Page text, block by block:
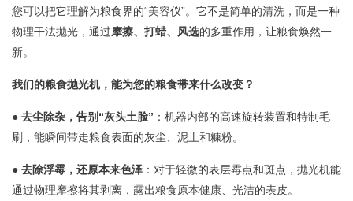
您可以把它理解为粮食界的“美容仪”。它不是简单的清洗，而是一种
物理干法抛光，通过摩擦、打蜡、风选的多重作用，让粮食焕然一
新。
我们的粮食抛光机，能为您的粮食带来什么改变？
● 去尘除杂，告别“灰头土脸” ：机器内部的高速旋转装置和特制毛
刷，能瞬间带走粮食表面的灰尘、泥土和糠粉。
● 去除浮霉，还原本来色泽 ：对于轻微的表层霉点和斑点，抛光机能
通过物理摩擦将其剥离，露出粮食原本健康、光洁的表皮。